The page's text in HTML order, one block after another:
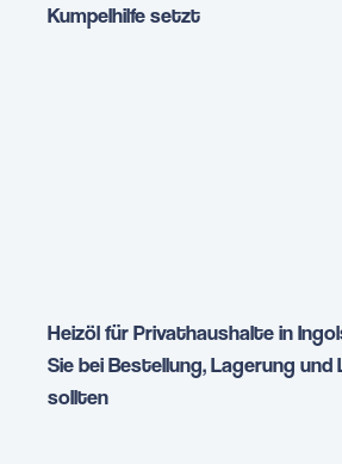
Kumpelhilfe setzt
Heizöl für Privathaushalte in
Sie bei Bestellung, Lagerung
sollten